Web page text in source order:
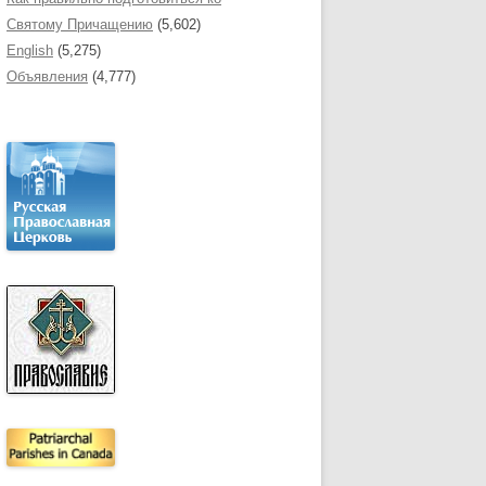
Святому Причащению (5,602)
English (5,275)
Объявления (4,777)